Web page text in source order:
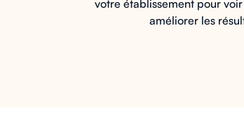
votre établissement pour
améliorer les